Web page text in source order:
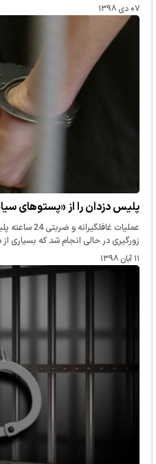
۰۷ دی ۱۳۹۸
پلیس دزدان را از «پستوهای
عملیات
زورگیری در حالی انجام شد که بسیاری
۱۱ آبان ۱۳۹۸